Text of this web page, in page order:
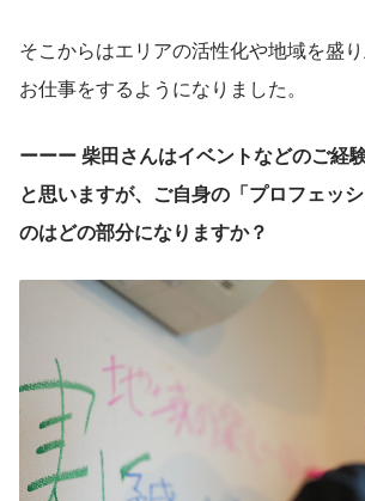
そこからはエリアの活性化や地域を盛
お仕事をするようになりました。
ーーー 柴田さんはイベントなどのご経
と思いますが、ご自身の「プロフェッ
のはどの部分になりますか？